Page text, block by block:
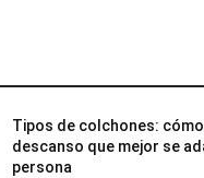
Tipos de colchones: cómo
descanso que mejor se
persona